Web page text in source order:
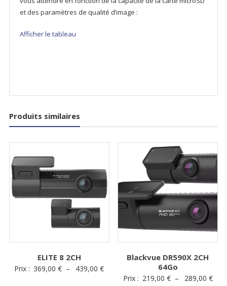
et des paramètres de qualité d’image :
Afficher le tableau
Produits similaires
ELITE 8 2CH
Prix : 369,00€ – 439,00€Plage
Blackvue DR590X 2CH
64Go
Prix : 219,00 € – 289,00 €